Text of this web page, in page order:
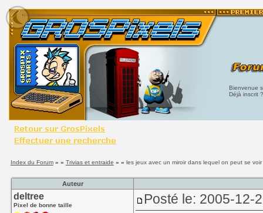
Bienvenue
Déjà inscrit
Index du Forum» » Trivias et entraide » » les jeux avec un miroir dans lequel on peut se voir
Auteur
deltree
Pixel de bonne taille Posté le: 2005-12-